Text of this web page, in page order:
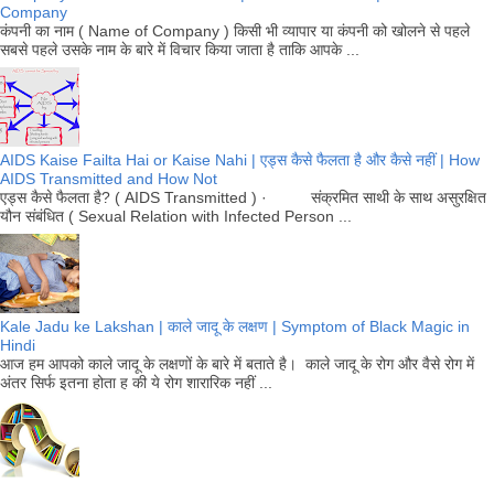
Company
कंपनी का नाम ( Name of Company ) किसी भी व्यापार या कंपनी को खोलने से पहले
सबसे पहले उसके नाम के बारे में विचार किया जाता है ताकि आपके ...
AIDS Kaise Failta Hai or Kaise Nahi | एड्स कैसे फैलता है और कैसे नहीं | How
AIDS Transmitted and How Not
एड्स कैसे फैलता है? ( AIDS Transmitted ) · संक्रमित साथी के साथ असुरक्षित
यौन संबंधित ( Sexual Relation with Infected Person ...
Kale Jadu ke Lakshan | काले जादू के लक्षण | Symptom of Black Magic in
Hindi
आज हम आपको काले जादू के लक्षणों के बारे में बताते है। काले जादू के रोग और वैसे रोग में
अंतर सिर्फ इतना होता ह की ये रोग शारारिक नहीं ...